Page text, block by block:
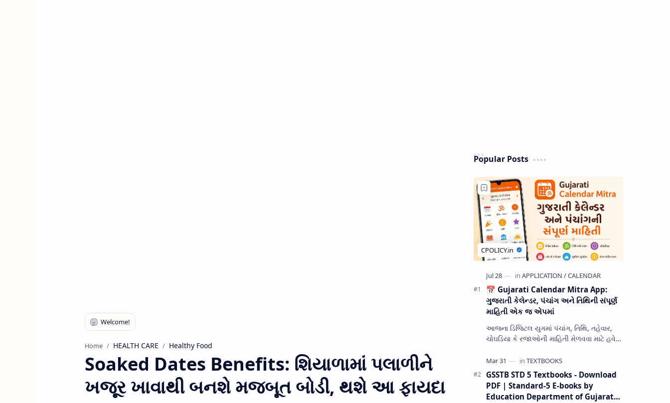
Home HEALTH CARE Healthy Food
Soaked Dates Benefits: શિયાળામાં પલાળીને
ખજૂર ખાવાથી બનશે મજબૂત બોડી, થશે આ ફાયદા
Popular Posts
📅 Gujarati Calendar Mitra App:
ગુજરાતી કેલેન્ડર, પંચાંગ અને તિથિની સંપૂર્ણ
માહિતી એક જ એપમાં
આજના ડિજિટલ યુગમાં પંચાંગ, તિથિ, તહેવાર,
ચોઘડિયા કે રજાઓની માહિતી મેળવવા માટે હવે
GSSTB STD 5 Textbooks - Download
PDF | Standard-5 E-books by
Education Department of Gujarat